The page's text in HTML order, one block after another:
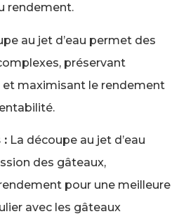
rendement.
au jet d’eau permet des
préservant
et maximisant le rendement
: La découpe au jet d’eau
des gâteaux,
pour une meilleure
avec les gâteaux